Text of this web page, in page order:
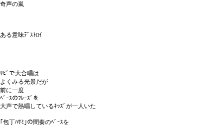
奇声の嵐
ある意味ﾃﾞｽﾄﾛｲ
ｻﾋﾞで大合唱は
よくみる光景だが
前に一度
ﾍﾞｰｽのﾌﾚｰｽﾞを
大声で熱唱しているｷｯｽﾞが一人いた
｢包丁ﾊｻﾐ｣の間奏のﾍﾞｰｽを